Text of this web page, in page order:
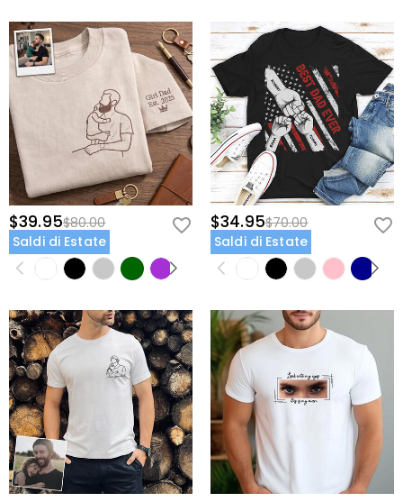
$39.95$80.00
Saldi di Estate
$34.95$70.00
Saldi di Estate